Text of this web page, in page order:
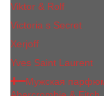
Viktor & Rolf
Victoria s Secret
Xerjoff
Yves Saint Laurent
Мужская